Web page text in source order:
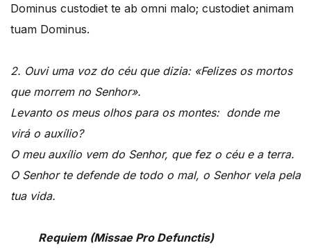
Dominus custodiet te ab omni malo; custodiet animam
tuam Dominus.
2. Ouvi uma voz do céu que dizia: «Felizes os mortos
que morrem no Senhor».
Levanto os meus olhos para os montes: donde me
virá o auxílio?
O meu auxílio vem do Senhor, que fez o céu e a terra.
O Senhor te defende de todo o mal, o Senhor vela pela
tua vida.
Requiem (Missae Pro Defunctis)